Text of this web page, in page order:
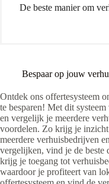
De beste manier om
Bespaar op jouw
Ontdek ons offertesysteem
te besparen! Met dit
en vergelijk je meerdere
voordelen. Zo krijg je
meerdere verhuisbedrijven
vergelijken, vind je de beste
krijg je toegang tot
waardoor je profiteert van